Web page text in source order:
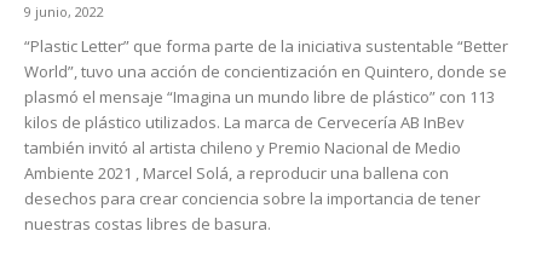
9 junio, 2022
“Plastic Letter” que forma parte de la iniciativa sustentable “Better
World”, tuvo una acción de concientización en Quintero, donde se
plasmó el mensaje “Imagina un mundo libre de plástico” con 113
kilos de plástico utilizados. La marca de Cervecería AB InBev
también invitó al artista chileno y Premio Nacional de Medio
Ambiente 2021 , Marcel Solá, a reproducir una ballena con
desechos para crear conciencia sobre la importancia de tener
nuestras costas libres de basura.